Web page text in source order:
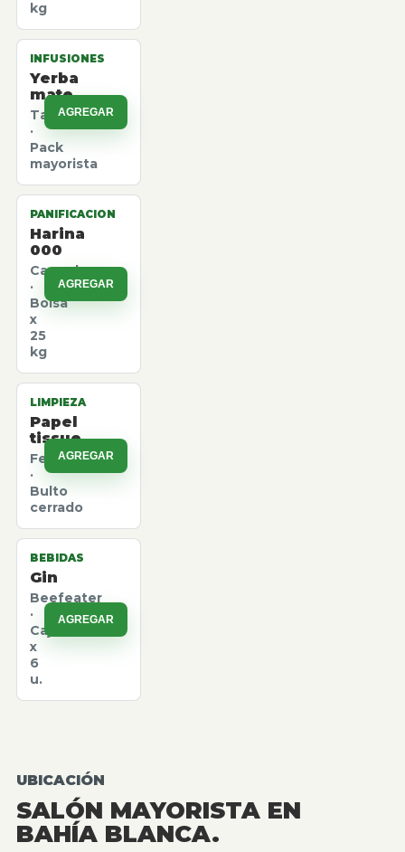
kg
INFUSIONES
Yerba
mate
Taragui
·
Pack
mayorista
AGREGAR
PANIFICACION
Harina
000
Canuelas
·
Bolsa
x
25
kg
AGREGAR
LIMPIEZA
Papel
tissue
Felpita
·
Bulto
cerrado
AGREGAR
BEBIDAS
Gin
Beefeater
·
Caja
x
6
u.
AGREGAR
UBICACIÓN
SALÓN MAYORISTA EN
BAHÍA BLANCA.